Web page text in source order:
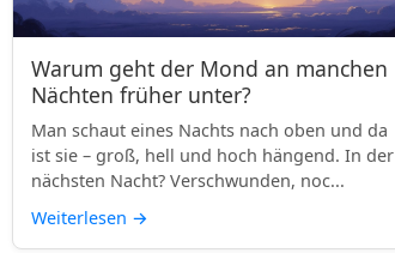
Warum geht der Mond an manchen
Nächten früher unter?
Man schaut eines Nachts nach oben und da
ist sie – groß, hell und hoch hängend. In der
nächsten Nacht? Verschwunden, noc...
Weiterlesen →